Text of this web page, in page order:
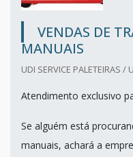
VENDAS DE
MANUAIS
UDI SERVICE PALETEIRAS /
Atendimento exclusivo
Se alguém está
manuais, achará a